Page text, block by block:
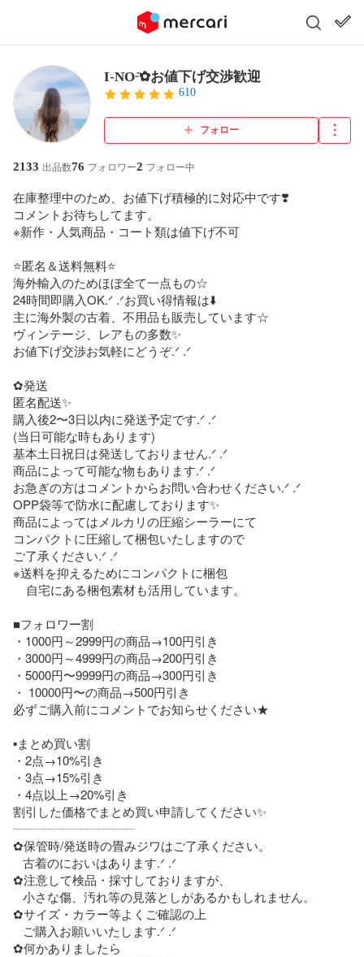
I-NOᵕ̈‪✿お値下げ交渉歓迎
610
フォロー
2133 出品数76 フォロワー2 フォロー中
在庫整理中のため、お値下げ積極的に対応中です❣️
コメントお待ちしてます。
※新作・人気商品・コート類は値下げ不可
⭐️匿名＆送料無料⭐️
海外輸入のためほぼ全て一点もの☆
24時間即購入OK.ᐟ .ᐟお買い得情報は⬇️
主に海外製の古着、不用品も販売しています‎☆
ヴィンテージ、レアもの多数✨
お値下げ交渉お気軽にどうぞ.ᐟ .ᐟ
✿発送
匿名配送✨
購入後2〜3日以内に発送予定です.ᐟ .ᐟ
(当日可能な時もあります)
基本土日祝日は発送しておりません.ᐟ .ᐟ
商品によって可能な物もあります.ᐟ .ᐟ
お急ぎの方はコメントからお問い合わせください.ᐟ .ᐟ
OPP袋等で防水に配慮しております✨
商品によってはメルカリの圧縮シーラーにて
コンパクトに圧縮して梱包いたしますので
ご了承ください.ᐟ .ᐟ
※送料を抑えるためにコンパクトに梱包
■フォロワー割
・1000円～2999円の商品→100円引き
・3000円～4999円の商品→200円引き
・5000円〜9999円の商品→300円引き
・ 10000円〜の商品→500円引き
必ずご購入前にコメントでお知らせください★
▪️まとめ買い割
・2点→10%引き
・3点→15%引き
・4点以上→20%引き
割引した価格でまとめ買い申請してください✨
┈┈┈┈┈┈┈┈┈┈
✿保管時/発送時の畳みジワはご了承ください。
✿注意して検品・採寸しておりますが、
✿サイズ・カラー等よくご確認の上
✿何かありましたら